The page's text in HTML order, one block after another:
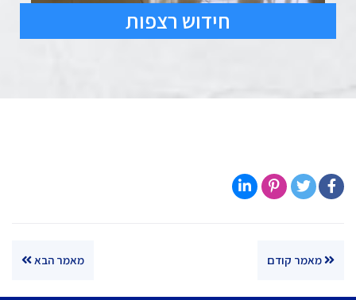
חידוש רצפות
מאמר קודם מאמר הבא